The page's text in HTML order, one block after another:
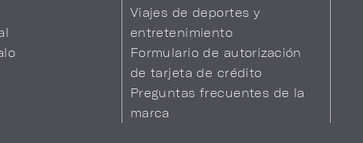
Viajes de deportes y
entretenimiento
Formulario de autorización
de tarjeta de crédito
Preguntas frecuentes de la
marca